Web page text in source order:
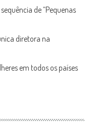
de “Pequenas
diretora na
em todos os países